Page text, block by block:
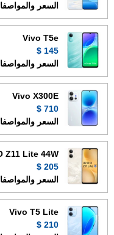
السعر
Vivo T5e
145 $
السعر
Vivo X300E
710 $
السعر
Z11 Lite 44W
205 $
السعر
Vivo T5 Lite
210 $